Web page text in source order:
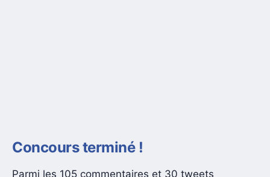
Concours terminé !
Parmi les 105 commentaires et 30 tweets